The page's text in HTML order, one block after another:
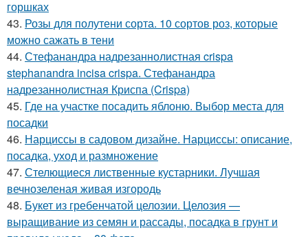
горшках
43. Розы для полутени сорта. 10 сортов роз, которые
можно сажать в тени
44. Стефанандра надрезаннолистная crispa
stephanandra incisa crispa. Стефанандра
надрезаннолистная Криспа (Crispa)
45. Где на участке посадить яблоню. Выбор места для
посадки
46. Нарциссы в садовом дизайне. Нарциссы: описание,
посадка, уход и размножение
47. Стелющиеся лиственные кустарники. Лучшая
вечнозеленая живая изгородь
48. Букет из гребенчатой целозии. Целозия —
выращивание из семян и рассады, посадка в грунт и